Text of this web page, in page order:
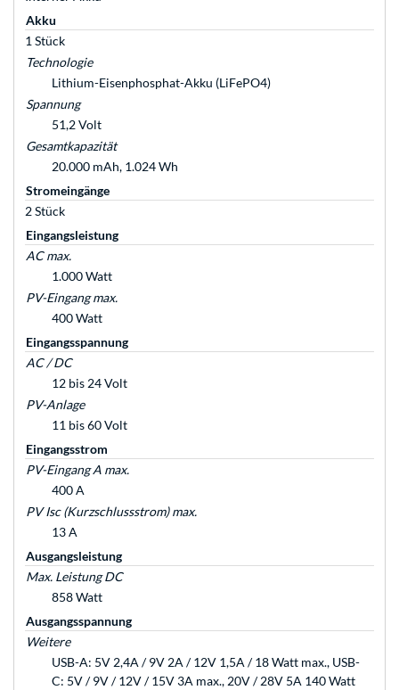
Akku
1 Stück
Technologie
Lithium-Eisenphosphat-Akku (LiFePO4)
Spannung
51,2 Volt
Gesamtkapazität
20.000 mAh, 1.024 Wh
Stromeingänge
2 Stück
Eingangsleistung
AC max.
1.000 Watt
PV-Eingang max.
400 Watt
Eingangsspannung
AC / DC
12 bis 24 Volt
PV-Anlage
11 bis 60 Volt
Eingangsstrom
PV-Eingang A max.
400 A
PV Isc (Kurzschlussstrom) max.
13 A
Ausgangsleistung
Max. Leistung DC
858 Watt
Ausgangsspannung
Weitere
USB-A: 5V 2,4A / 9V 2A / 12V 1,5A / 18 Watt max., USB-
C: 5V / 9V / 12V / 15V 3A max., 20V / 28V 5A 140 Watt